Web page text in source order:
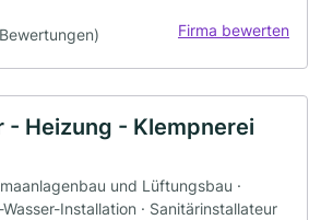
Firma bewerten
- Heizung - Klempnerei
und Lüftungsbau ·
Installation · Sanitärinstallateur